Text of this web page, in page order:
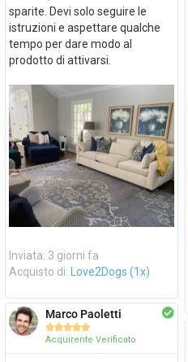
sparite. Devi solo seguire le
istruzioni e aspettare qualche
tempo per dare modo al
prodotto di attivarsi.
Inviata: 3 giorni fa
Acquisto di:
Love2Dogs (1x)
Marco Paoletti

Acquirente Verificato